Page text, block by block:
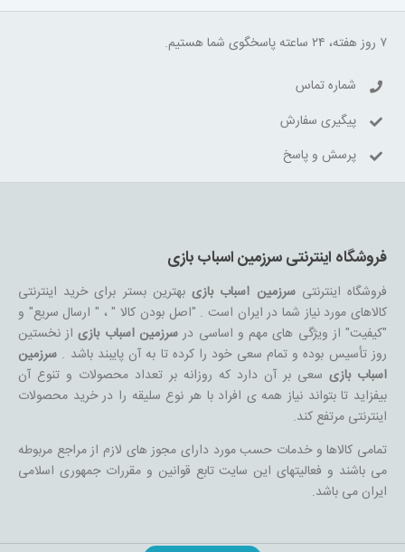
۷ روز هفته، ۲۴ ساعته پاسخگوی شما هستیم.
شماره تماس
پیگیری سفارش
پرسش و پاسخ
فروشگاه اینترنتی سرزمین اسباب بازی
فروشگاه اینترنتیسرزمین اسباب بازیبهترین بستر برای خرید اینترنتی
کالاهای مورد نیاز شما در ایران است . "اصل بودن کالا " ، " ارسال سریع" و
"کیفیت" از ویژگی های مهم و اساسی در سرزمین اسباب بازیاز نخستین
روز تأسیس بوده و تمام سعی خود را کرده تا به آن پایبند باشد .سرزمین
اسباب بازیسعی بر آن دارد که روزانه بر تعداد محصولات و تنوع آن
بیفزاید تا بتواند نیاز همه ی افراد با هر نوع سلیقه را در خرید محصولات
اینترنتی مرتفع کند.
تمامی کالاها و خدمات حسب مورد دارای مجوز های لازم از مراجع مربوطه
می باشند و فعالیتهای این سایت تابع قوانین و مقررات جمهوری اسلامی
ایران می باشد.